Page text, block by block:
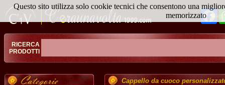
RICERCA
PRODOTTI
Cappello da cuoco
Questo sito utilizza solo cookie tecnici che consentono una
memorizzato